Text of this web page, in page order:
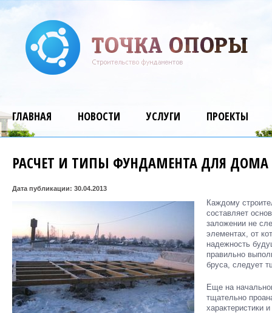
ГЛАВНАЯ НОВОСТИ УСЛУГИ ПРОЕКТЫ
РАСЧЕТ И ТИПЫ ФУНДАМЕНТА ДЛЯ ДОМА
Дата публикации: 30.04.2013
Каждому
составляет
заложении не
элементах, от
надежность
правильно
бруса, следует
Еще на
тщательно
характеристики